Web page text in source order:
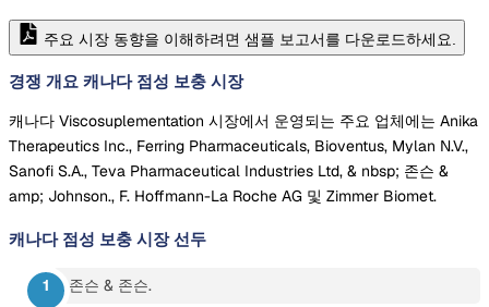
주요 시장 동향을 이해하려면 샘플 보고서를 다운로드하세요.
경쟁 개요 캐나다 점성 보충 시장
캐나다 Viscosuplementation 시장에서 운영되는 주요 업체에는 Anika
Therapeutics Inc., Ferring Pharmaceuticals, Bioventus, Mylan N.V.,
Sanofi S.A., Teva Pharmaceutical Industries Ltd, & nbsp; 존슨 &
amp; Johnson., F. Hoffmann-La Roche AG 및 Zimmer Biomet.
캐나다 점성 보충 시장 선두
존슨 & 존슨.